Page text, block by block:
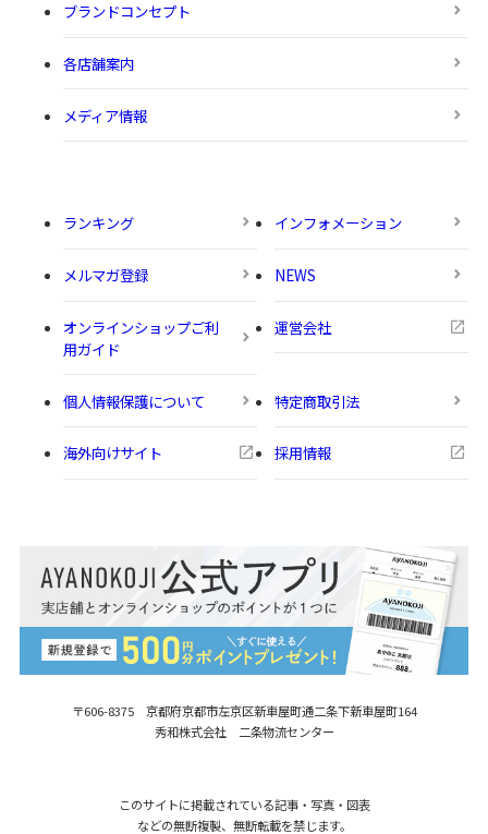
〒606-8375 京都府京都市左京区新車屋町通二条下新車屋町164
秀和株式会社 二条物流センター
ブランドコンセプト
各店舗案内
メディア情報
ランキング インフォメーション
メルマガ登録 NEWS
オンラインショップご利
用ガイド
運営会社
個人情報保護について 特定商取引法
海外向けサイト 採用情報
このサイトに掲載されている記事・写真・図表
などの無断複製、無断転載を禁じます。